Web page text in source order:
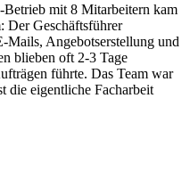
-Betrieb mit 8 Mitarbeitern kam
Der Geschäftsführer
Mails, Angebotserstellung und
blieben oft 2-3 Tage
führte. Das Team war
die eigentliche Facharbeit